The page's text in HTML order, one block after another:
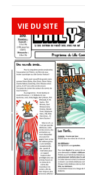
VIE DU SITE